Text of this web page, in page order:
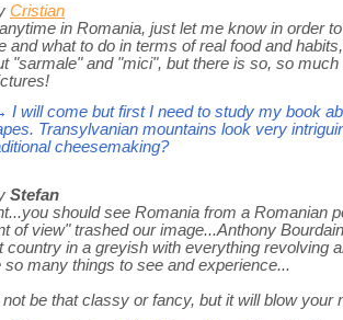
Cristian
in Romania, just let me know in order
and what to do in terms of real food and
"sarmale" and "mici", but there is so, so much
I will come but first I need to study my book
Transylvanian mountains look very
cheesemaking?
Stefan
should see Romania from a Romanian
of view" trashed our image...Anthony
country in a greyish with everything revolving
so many things to see and experience...
be that classy or fancy, but it will blow your